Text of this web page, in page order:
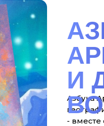
Азбука
-
И